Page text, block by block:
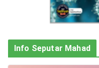
Info Seputar Mahad